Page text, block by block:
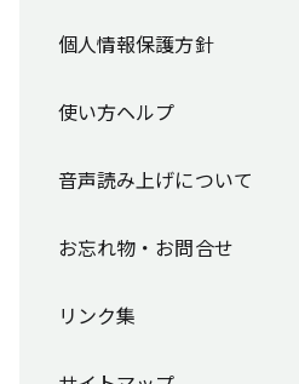
個人情報保護方針
使い方ヘルプ
音声読み上げについて
お忘れ物・お問合せ
リンク集